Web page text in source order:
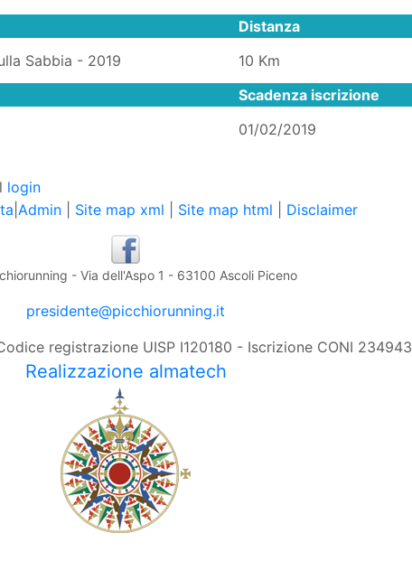
Distanza
Sabbia - 2019
10 Km
Scadenza iscrizione
01/02/2019
login
Admin Site map xml Site map html Disclaimer
- Via dell'Aspo 1 - 63100 Ascoli Piceno
presidente@picchiorunning.it
registrazione UISP I120180 - Iscrizione CONI 234943
Realizzazione almatech